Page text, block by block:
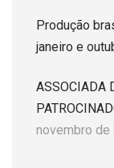
Produção
janeiro e
ASSOCIADA
novembro de